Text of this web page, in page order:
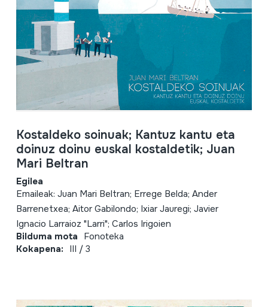
Kostaldeko soinuak; Kantuz kantu eta
doinuz doinu euskal kostaldetik; Juan
Mari Beltran
Egilea
Emaileak: Juan Mari Beltran; Errege Belda; Ander
Barrenetxea; Aitor Gabilondo; Ixiar Jauregi; Javier
Ignacio Larraioz "Larri"; Carlos Irigoien
Bilduma mota Fonoteka
Kokapena: III / 3